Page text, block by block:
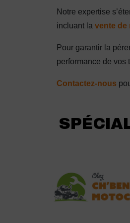
Notre expertise
incluant la vente de
Pour garantir la
performance de vos
Contactez-nous